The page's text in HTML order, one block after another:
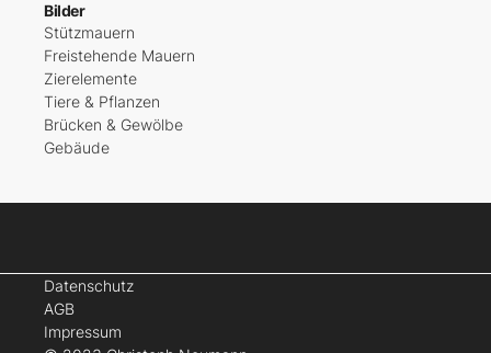
Bilder
Stützmauern
Freistehende Mauern
Zierelemente
Tiere & Pflanzen
Brücken & Gewölbe
Gebäude
Datenschutz
AGB
Impressum